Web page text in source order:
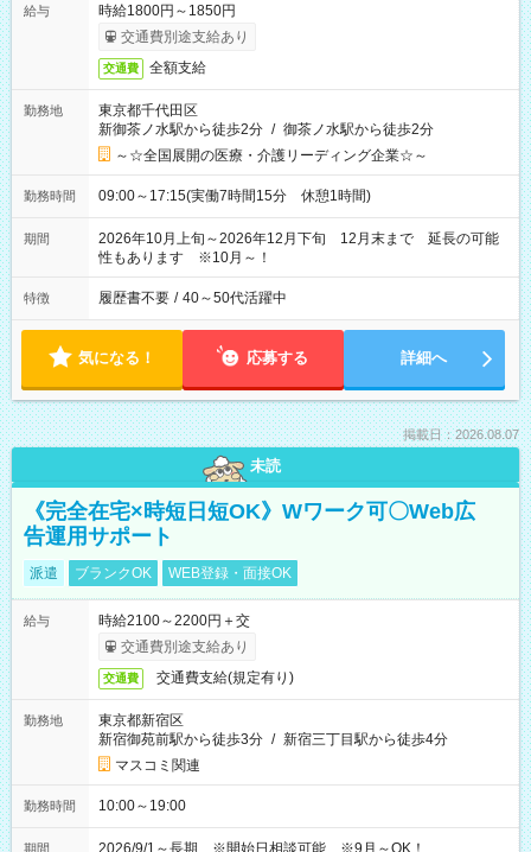
給与
時給1800円～1850円
交通費別途支給あり
交通費 全額支給
勤務地
東京都千代田区
新御茶ノ水駅から徒歩2分 / 御茶ノ水駅から徒歩2分
～☆全国展開の医療・介護リーディング企業☆～
勤務時間 09:00～17:15(実働7時間15分 休憩1時間)
期間
2026年10月上旬～2026年12月下旬 12月末まで 延長の可能
性もあります ※10月～！
特徴 履歴書不要 / 40～50代活躍中
気になる！ 応募する 詳細へ
掲載日：2026.08.07
未読
《完全在宅×時短日短OK》Wワーク可〇Web広
告運用サポート
派遣 ブランクOK WEB登録・面接OK
給与
時給2100～2200円＋交
交通費別途支給あり
交通費 交通費支給(規定有り)
勤務地
東京都新宿区
新宿御苑前駅から徒歩3分 / 新宿三丁目駅から徒歩4分
マスコミ関連
勤務時間 10:00～19:00
期間 2026/9/1～長期 ※開始日相談可能 ※9月～OK！